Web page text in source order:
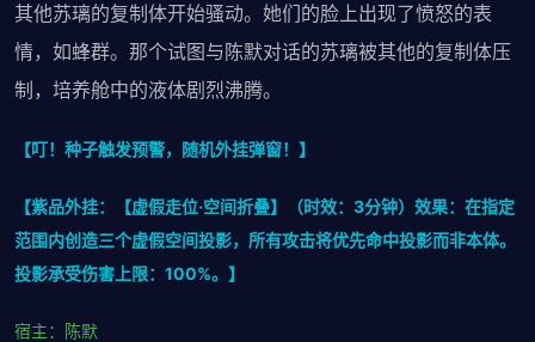
其他苏璃的复制体开始骚动。她们的脸上出现了愤怒的表
情，如蜂群。那个试图与陈默对话的苏璃被其他的复制体压
制，培养舱中的液体剧烈沸腾。
【叮！种子触发预警，随机外挂弹窗！】
【紫品外挂：【虚假走位·空间折叠】（时效：3分钟）效果：在指定
范围内创造三个虚假空间投影，所有攻击将优先命中投影而非本体。
投影承受伤害上限：100%。】
宿主：陈默